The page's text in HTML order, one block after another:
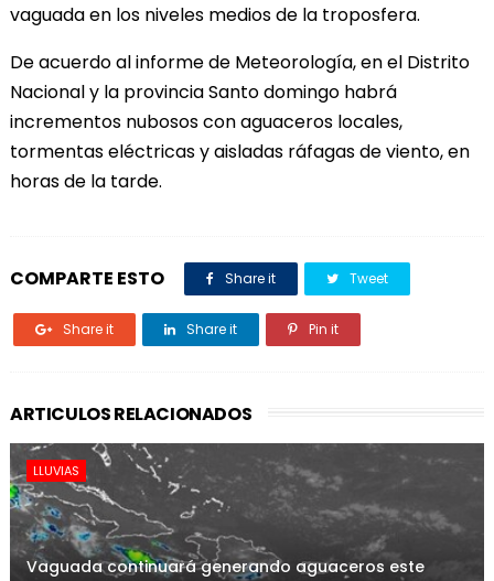
vaguada en los niveles medios de la troposfera.
De acuerdo al informe de Meteorología, en el Distrito
Nacional y la provincia Santo domingo habrá
incrementos nubosos con aguaceros locales,
tormentas eléctricas y aisladas ráfagas de viento, en
horas de la tarde.
COMPARTE ESTO Share it Tweet
Share it Share it Pin it
ARTICULOS RELACIONADOS
LLUVIAS
Vaguada continuará generando aguaceros este